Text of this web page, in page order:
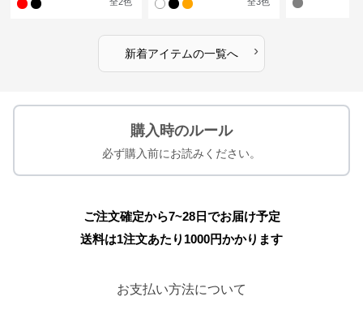
新着アイテムの一覧へ ›
購入時のルール
必ず購入前にお読みください。
ご注文確定から7~28日でお届け予定
送料は1注文あたり 1000円かかります
お支払い方法について